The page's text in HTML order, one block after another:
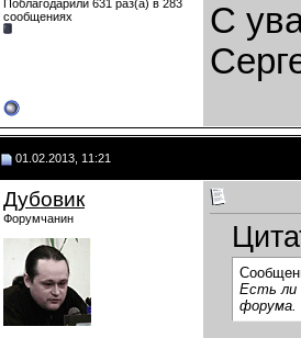
Поблагодарили 631 раз(а) в 283
сообщениях
C
01.02.2013, 11:21
Дубовик
Форумчанин
Есть ли
форума.